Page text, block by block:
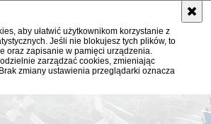
aby ułatwić użytkownikom korzystanie z
Jeśli nie blokujesz tych plików, to
oraz zapisanie w pamięci urządzenia.
zarządzać cookies, zmieniając
zmiany ustawienia przeglądarki oznacza